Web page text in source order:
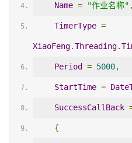
Name = "作业名称" ,
TimerType =
XiaoFeng.Threading.
Period = 5000,
StartTime =
SuccessCallBack
{